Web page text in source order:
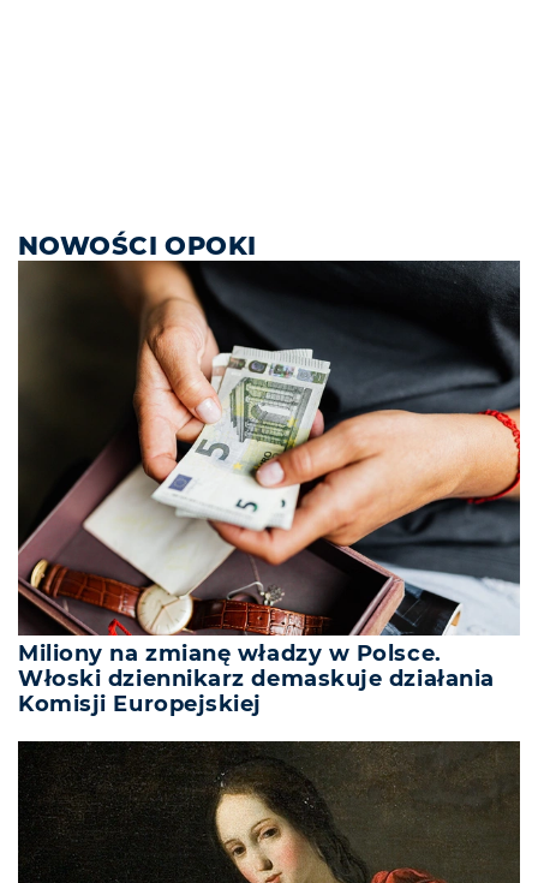
NOWOŚCI OPOKI
Miliony na zmianę władzy w Polsce.
Włoski dziennikarz demaskuje działania
Komisji Europejskiej